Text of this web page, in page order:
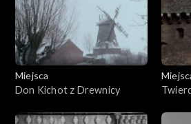
Miejsca
Don Kichot z Drewnicy